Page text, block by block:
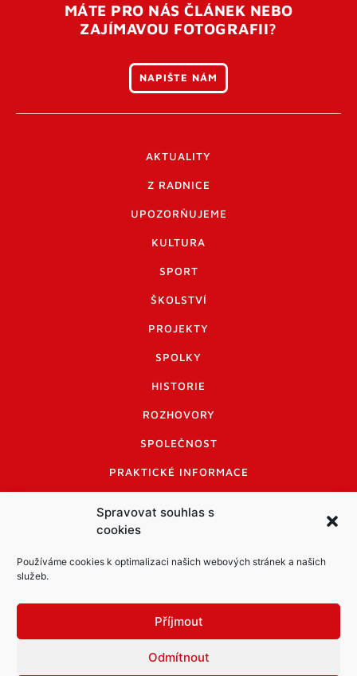
Spravovat souhlas s
cookies
Používáme cookies k optimalizaci našich webových stránek a našich
služeb.
Příjmout
Odmítnout
MÁTE PRO NÁS ČLÁNEK NEBO
ZAJÍMAVOU FOTOGRAFII?
NAPIŠTE NÁM
AKTUALITY
Z RADNICE
UPOZORŇUJEME
KULTURA
SPORT
ŠKOLSTVÍ
PROJEKTY
SPOLKY
HISTORIE
ROZHOVORY
SPOLEČNOST
PRAKTICKÉ INFORMACE
INFORMACE A KODEX DISKUTUJÍCÍCH
LOGO A LOGO MANUÁL
Informace o zpracování osobních údajů